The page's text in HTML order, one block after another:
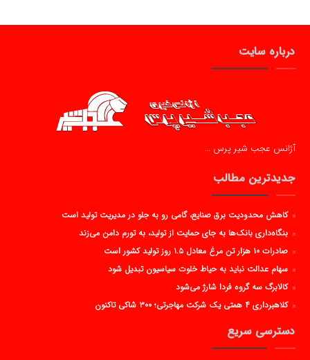
درباره سایت
آژانس عجب شیر پرس …
جدیدترین مطالب
کاهش محدودیت برق صنایع، گامی رو به جلو در مدیریت تولید است
بنگاه‌داری بانک‌ها به جای حمایت از تولید، به تورم دامن می‌زند
صادرات ۱۰ هزار تن مرغ معادل ۱.۵ روز تولید کشور است
سهام عدالت نباید به حیاط خلوت سیاسیون تبدیل شود
کالابرگ سه گروه فردا شارژ می‌شود
کلاهبرداری ۴ همتی یک شرکت مهاجرتی؛ ۳۰۰ شاکی تاکنون
دسترسی سریع